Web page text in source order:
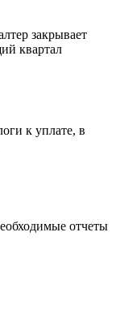
закрывает
квартал
к уплате, в
отчеты